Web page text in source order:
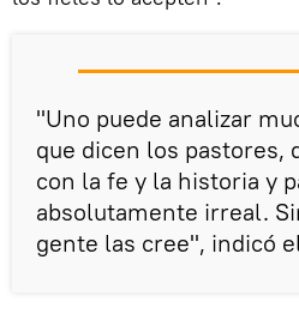
"Uno puede analizar
que dicen los pastores,
con la fe y la historia y
absolutamente irreal.
gente las cree", indicó